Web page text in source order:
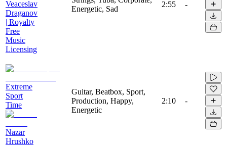
Veaceslav
Draganov
| Royalty
Free
Music
Licensing
Energetic, Sad
2:55 -
Extreme
Sport
Time
Nazar
Hrushko
Guitar, Beatbox, Sport,
Production, Happy,
Energetic
2:10 -